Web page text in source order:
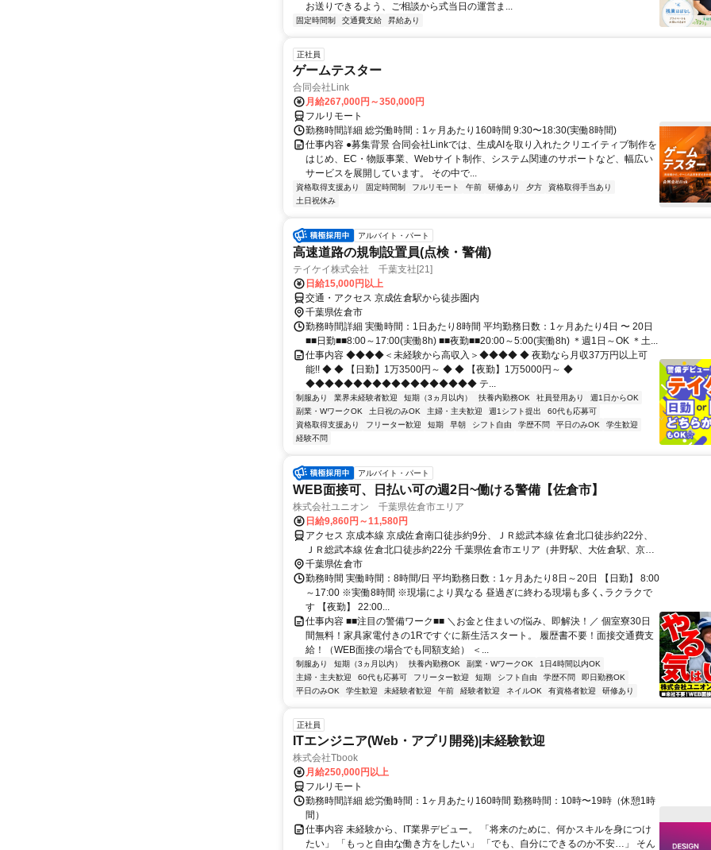
お送りできるよう、ご相談から式当日の運営ま...
固定時間制 交通費支給 昇給あり
正社員
ゲームテスター
合同会社Link
月給267,000円～350,000円
フルリモート
勤務時間詳細 総労働時間：1ヶ月あたり160時間 9:30〜18:30(実働8時間)
仕事内容 ●募集背景 合同会社Linkでは、生成AIを取り入れたクリエイティブ制作を
はじめ、EC・物販事業、Webサイト制作、システム関連のサポートなど、幅広い
サービスを展開しています。 その中で...
資格取得支援あり 固定時間制 フルリモート 午前 研修あり 夕方
資格取得手当あり
土日祝休み
アルバイト・パート
高速道路の規制設置員(点検・警備)
テイケイ株式会社 千葉支社[21]
日給15,000円以上
交通・アクセス 京成佐倉駅から徒歩圏内
千葉県佐倉市
勤務時間詳細 実働時間：1日あたり8時間 平均勤務日数：1ヶ月あたり4日 〜 20日
■■日勤■■8:00～17:00(実働8h) ■■夜勤■■20:00～5:00(実働8h) ＊週1日～OK ＊土...
仕事内容 ◆◆◆◆＜未経験から高収入＞◆◆◆◆ ◆ 夜勤なら月収37万円以上可
能!! ◆ ◆ 【日勤】1万3500円～ ◆ ◆ 【夜勤】1万5000円～ ◆
◆◆◆◆◆◆◆◆◆◆◆◆◆◆◆◆◆◆ テ...
制服あり 業界未経験者歓迎 短期（3ヵ月以内） 扶養内勤務OK 社員登用あり
週1日からOK
副業・WワークOK
土日祝のみOK 主婦・主夫歓迎 週1シフト提出
60代も応募可
資格取得支援あり
フリーター歓迎 短期 早朝 シフト自由 学歴不問 平日のみOK
学生歓迎
経験不問
アルバイト・パート
WEB面接可、日払い可の週2日~働ける警備【佐倉市】
株式会社ユニオン 千葉県佐倉市エリア
日給9,860円～11,580円
アクセス 京成本線 京成佐倉南口徒歩約9分、ＪＲ総武本線 佐倉北口徒歩約22分、
ＪＲ総武本線 佐倉北口徒歩約22分 千葉県佐倉市エリア（井野駅、大佐倉駅、京成
臼井駅、京成佐倉駅、公園駅、佐倉駅、志津駅、女子大駅等）
千葉県佐倉市
勤務時間 実働時間：8時間/日 平均勤務日数：1ヶ月あたり8日～20日 【日勤】 8:00
～17:00 ※実働8時間 ※現場により異なる 昼過ぎに終わる現場も多く､ラクラクで
す 【夜勤】 22:00...
仕事内容 ■■注目の警備ワーク■■ ＼お金と住まいの悩み、即解決！／ 個室寮30日
間無料！家具家電付きの1Rですぐに新生活スタート。 履歴書不要！面接交通費支
給！（WEB面接の場合でも同額支給） ＜...
制服あり 短期（3ヵ月以内） 扶養内勤務OK 副業・WワークOK
1日4時間以内OK
主婦・主夫歓迎
60代も応募可 フリーター歓迎 短期 シフト自由 学歴不問
即日勤務OK
平日のみOK
学生歓迎 未経験者歓迎 午前 経験者歓迎 ネイルOK 有資格者歓迎 研修あり
正社員
ITエンジニア(Web・アプリ開発)|未経験歓迎
株式会社Tbook
月給250,000円以上
フルリモート
勤務時間詳細 総労働時間：1ヶ月あたり160時間 勤務時間：10時〜19時（休憩1時
間）
仕事内容 未経験から、IT業界デビュー。 「将来のために、何かスキルを身につけ
たい」 「もっと自由な働き方をしたい」 「でも、自分にできるのか不安…」 そん